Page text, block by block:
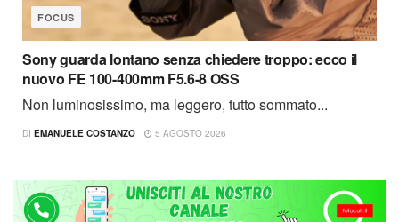
FOCUS
Sony guarda lontano senza chiedere troppo: ecco il
nuovo FE 100-400mm F5.6-8 OSS
Non luminosissimo, ma leggero, tutto sommato...
DI EMANUELE COSTANZO 5 AGOSTO 2026